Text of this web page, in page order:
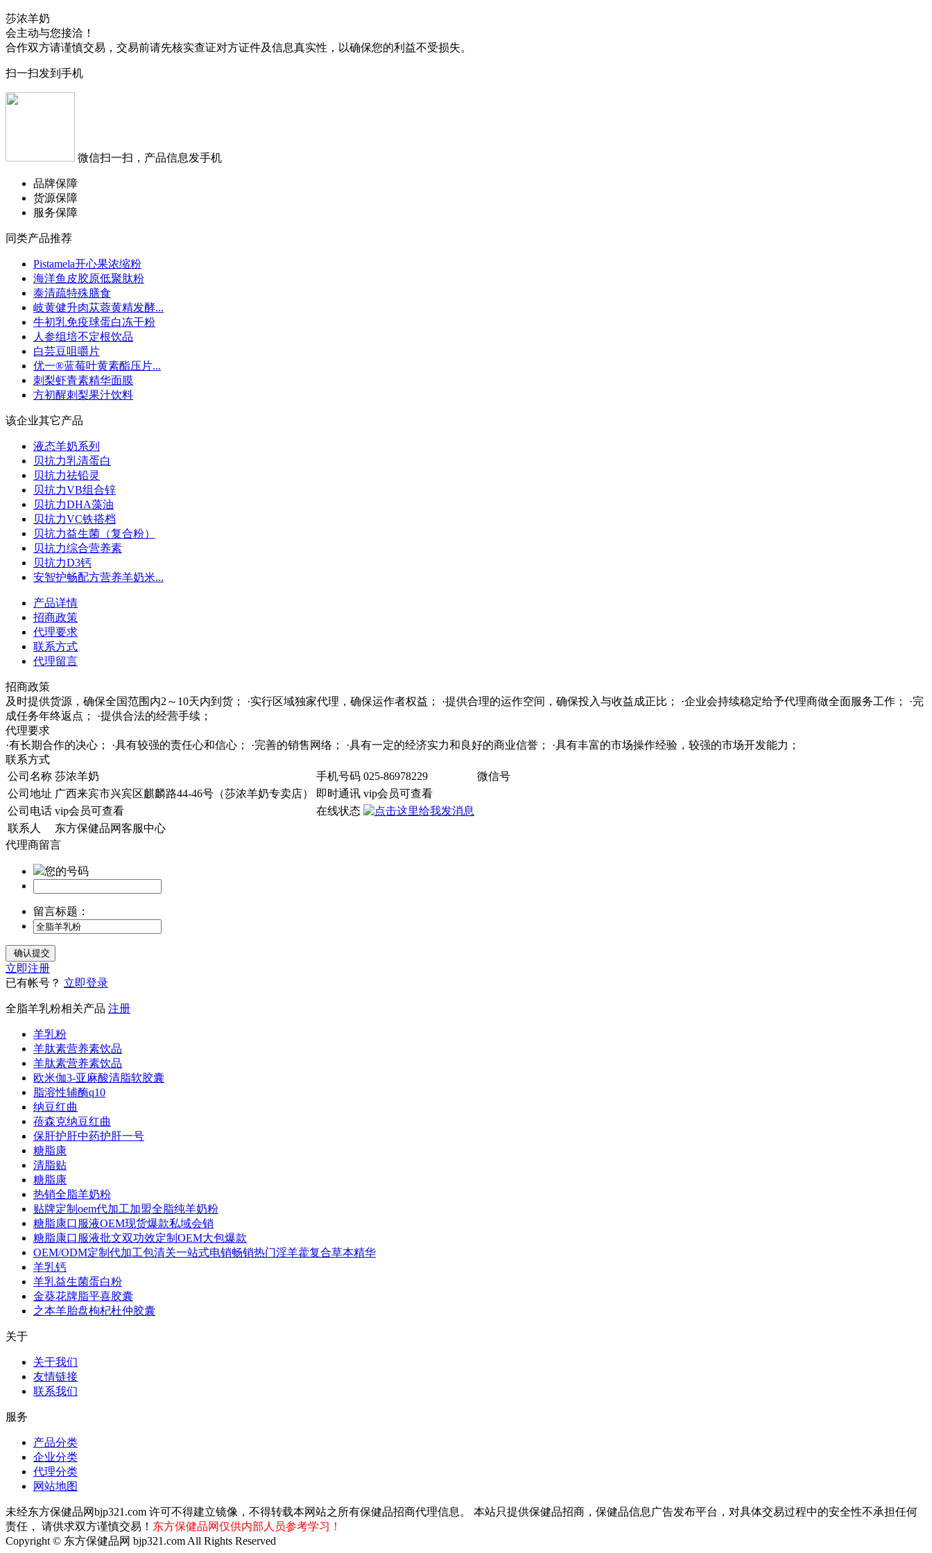
莎浓羊奶
会主动与您接洽！
合作双方请谨慎交易，交易前请先核实查证对方证件及信息真实性，以确保您的利益不受损失。
扫一扫发到手机
微信扫一扫，产品信息发手机
品牌保障
货源保障
服务保障
同类产品推荐
Pistamela开心果浓缩粉
海洋鱼皮胶原低聚肽粉
泰清疏特殊膳食
岐黄健升肉苁蓉黄精发酵...
牛初乳免疫球蛋白冻干粉
人参组培不定根饮品
白芸豆咀嚼片
优一®蓝莓叶黄素酯压片...
刺梨虾青素精华面膜
方初醒刺梨果汁饮料
该企业其它产品
液态羊奶系列
贝抗力乳清蛋白
贝抗力祛铅灵
贝抗力VB组合锌
贝抗力DHA藻油
贝抗力VC铁搭档
贝抗力益生菌（复合粉）
贝抗力综合营养素
贝抗力D3钙
安智护畅配方营养羊奶米...
产品详情
招商政策
代理要求
联系方式
代理留言
招商政策
及时提供货源，确保全国范围内2～10天内到货； ·实行区域独家代理，确保运作者权益； ·提供合理的运作空间，确保投入与收益成正比； ·企业会持续稳定给予代理商做全面服务工作； ·完
成任务年终返点； ·提供合法的经营手续；
代理要求
·有长期合作的决心； ·具有较强的责任心和信心； ·完善的销售网络； ·具有一定的经济实力和良好的商业信誉； ·具有丰富的市场操作经验，较强的市场开发能力；
联系方式
公司名称 莎浓羊奶 手机号码 025-86978229
微信号
公司地址 广西来宾市兴宾区麒麟路44-46号（莎浓羊奶专卖店） 即时通讯 vip会员可查看
公司电话 vip会员可查看
在线状态
联系人
东方保健品网客服中心
代理商留言
您的号码
留言标题：
立即注册
已有帐号？ 立即登录
全脂羊乳粉相关产品 注册
羊乳粉
羊肽素营养素饮品
羊肽素营养素饮品
欧米伽3-亚麻酸清脂软胶囊
脂溶性辅酶q10
纳豆红曲
蓓森克纳豆红曲
保肝护肝中药护肝一号
糖脂康
清脂贴
糖脂康
热销全脂羊奶粉
贴牌定制oem代加工加盟全脂纯羊奶粉
糖脂康口服液OEM现货爆款私域会销
糖脂康口服液批文双功效定制OEM大包爆款
OEM/ODM定制代加工包清关一站式电销畅销热门淫羊藿复合草本精华
羊乳钙
羊乳益生菌蛋白粉
金葵花牌脂平喜胶囊
之本羊胎盘枸杞杜仲胶囊
关于
关于我们
友情链接
联系我们
服务
产品分类
企业分类
代理分类
网站地图
未经东方保健品网bjp321.com 许可不得建立镜像，不得转载本网站之所有保健品招商代理信息。 本站只提供保健品招商，保健品信息广告发布平台，对具体交易过程中的安全性不承担任何
责任， 请供求双方谨慎交易！ 东方保健品网仅供内部人员参考学习！
Copyright © 东方保健品网 bjp321.com All Rights Reserved